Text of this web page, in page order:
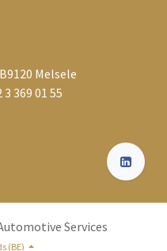
Melsele
3 369 01 55
Services
(BE)